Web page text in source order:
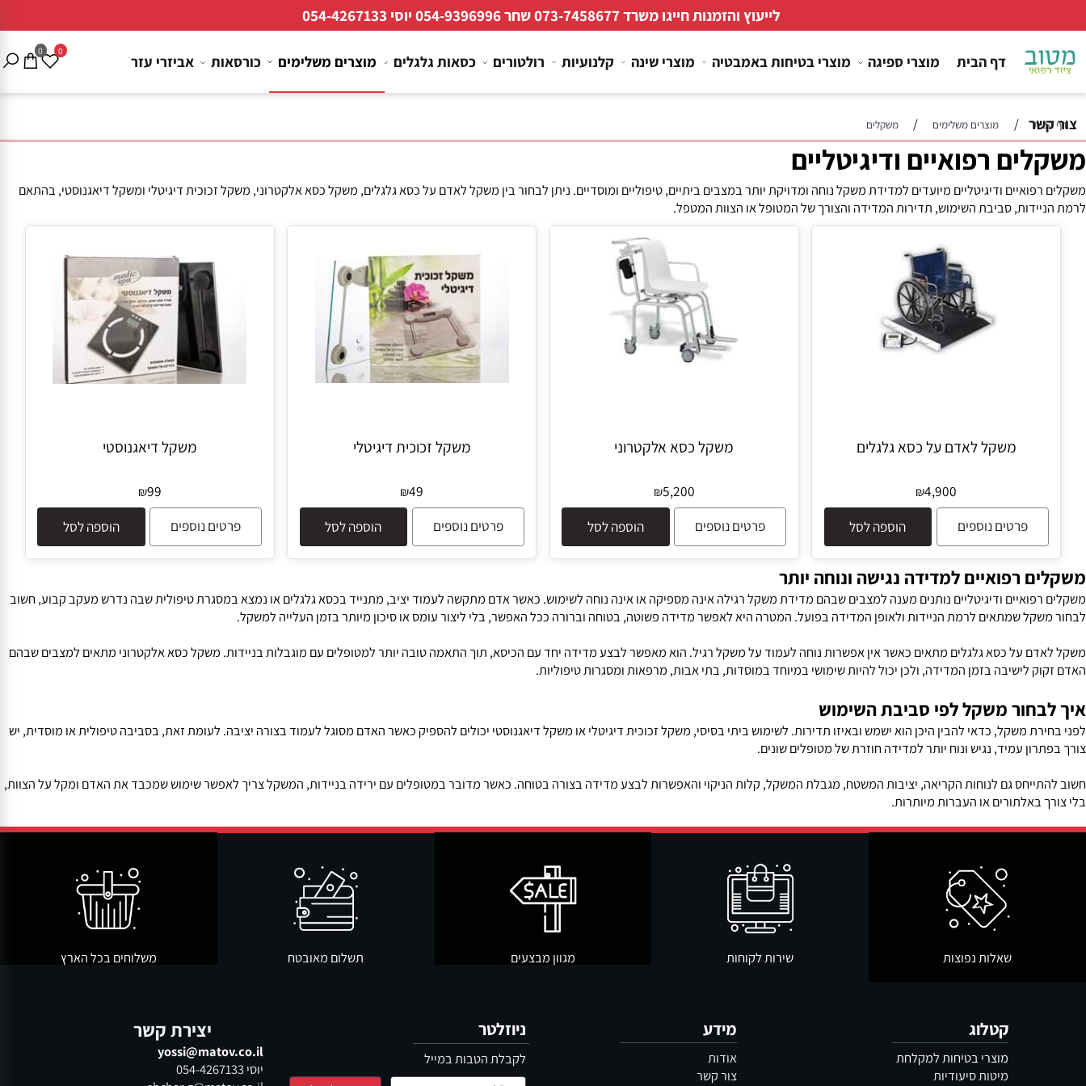
לייעוץ והזמנות חייגו משרד073-7458677שחר054-9396996יוסי054-4267133
0 0
דף הבית מוצרי ספיגה מוצרי בטיחות באמבטיה מוצרי שינה קלנועיות רולטורים כסאות גלגלים מוצרים משלימים כורסאות אביזרי עזר
/ מוצרים משלימים / משקלים
רפואיים ודיגיטליים
ודיגיטליים מיועדים למדידת משקל נוחה ומדויקת יותר במצבים ביתיים, טיפוליים ומוסדיים. ניתן לבחור בין משקל לאדם על כסא גלגלים, משקל כסא אלקטרוני, משקל זכוכית דיגיטלי ומשקל דיאגנוסטי, בהתאם
סביבת השימוש, תדירות המדידה והצורך של המטופל או הצוות המטפל.
₪4,900
פרטים נוספים הוספה לסל
₪5,200
פרטים נוספים הוספה לסל
₪49
פרטים נוספים הוספה לסל
₪99
פרטים נוספים הוספה לסל
רפואיים למדידה נגישה ונוחה יותר
ודיגיטליים נותנים מענה למצבים שבהם מדידת משקל רגילה אינה מספיקה או אינה נוחה לשימוש. כאשר אדם מתקשה לעמוד יציב, מתנייד בכסא גלגלים או נמצא במסגרת טיפולית שבה נדרש מעקב קבוע, חשוב
שמתאים לרמת הניידות ולאופן המדידה בפועל. המטרה היא לאפשר מדידה פשוטה, בטוחה וברורה ככל האפשר, בלי ליצור עומס או סיכון מיותר בזמן העלייה למשקל.
על כסא גלגלים מתאים כאשר אין אפשרות נוחה לעמוד על משקל רגיל. הוא מאפשר לבצע מדידה יחד עם הכיסא, תוך התאמה טובה יותר למטופלים עם מוגבלות בניידות. משקל כסא אלקטרוני מתאים למצבים שבהם
לישיבה בזמן המדידה, ולכן יכול להיות שימושי במיוחד במוסדות, בתי אבות, מרפאות ומסגרות טיפוליות.
משקל לפי סביבת השימוש
משקל, כדאי להבין היכן הוא ישמש ובאיזו תדירות. לשימוש ביתי בסיסי, משקל זכוכית דיגיטלי או משקל דיאגנוסטי יכולים להספיק כאשר האדם מסוגל לעמוד בצורה יציבה. לעומת זאת, בסביבה טיפולית או מוסדית, יש
עמיד, נגיש ונוח יותר למדידה חוזרת של מטופלים שונים.
או העברות מיותרות.
מידע ניוזלטר יצירת קשר